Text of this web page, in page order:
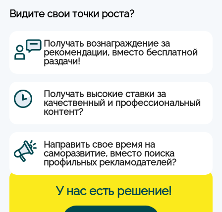
Видите свои точки роста?
Получать вознаграждение за
рекомендации, вместо бесплатной
раздачи!
Получать высокие ставки за
качественный и профессиональный
контент?
Направить свое время на
саморазвитие, вместо поиска
профильных рекламодателей?
У нас есть решение!